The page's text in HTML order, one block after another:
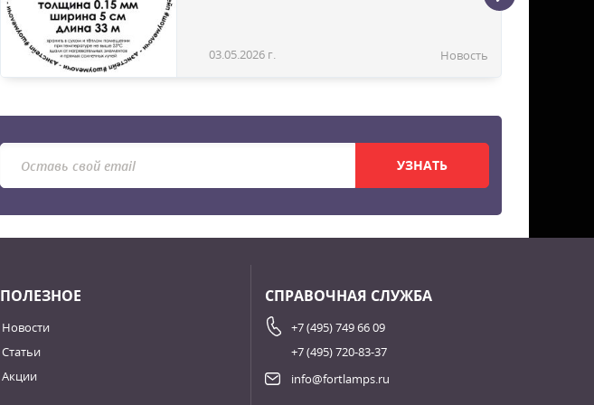
03.05.2026 г. Новость
УЗНАТЬ
ПОЛЕЗНОЕ
Новости
Статьи
Акции
СПРАВОЧНАЯ СЛУЖБА
+7 (495) 749 66 09
+7 (495) 720-83-37
info@fortlamps.ru